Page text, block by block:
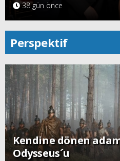
38 gün önce
Perspektif
Kendine dönen
Odysseus´u